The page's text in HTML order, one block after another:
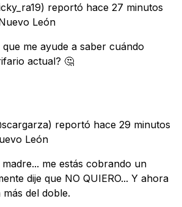
reportó hace 27 minutos
León
me ayude a saber cuándo
actual? 🤔
reportó hace 29 minutos
León
me estás cobrando un
dije que NO QUIERO... Y ahora
del doble.